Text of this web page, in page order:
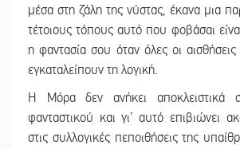
μέσα στη ζάλη της νύστας, έκανα μια
τέτοιους τόπους αυτό που φοβάσαι
η φαντασία σου όταν όλες οι
εγκαταλείπουν τη λογική.
Η Μόρα δεν ανήκει αποκλειστικά
φανταστικού και γι’ αυτό επιβιώνει
στις συλλογικές πεποιθήσεις της